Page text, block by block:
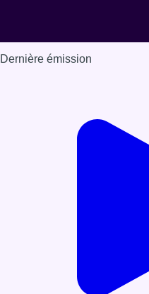
Dernière émission